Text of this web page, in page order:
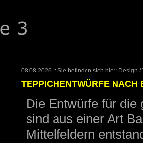
08.08.2026 :: Sie befinden sich hier: Design /
TEPPICHENTWÜRFE NACH
Die Entwürfe für die
sind aus einer Art
Mittelfeldern